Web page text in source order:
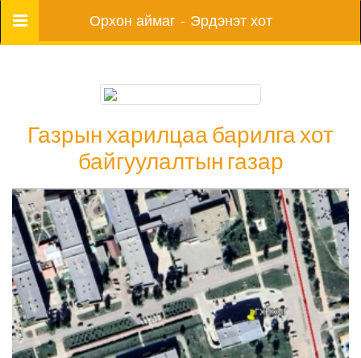
Цэс Орхон аймаг - Эрдэнэт хот
Газрын харилцаа барилга хот
байгуулалтын газар
Газрын харилцаа барилга хот
байгуулалтын газар